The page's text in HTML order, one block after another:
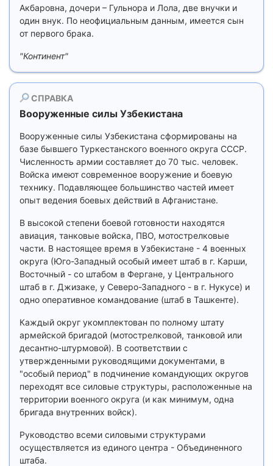
Акбаровна, дочери – Гульнора и Лола, две внучки и
один внук. По неофициальным данным, имеется сын
от первого брака.
"Континент"
СПРАВКА
Вооруженные силы Узбекистана
Вооруженные силы Узбекистана сформированы на
базе бывшего Туркестанского военного округа СССР.
Численность армии составляет до 70 тыс. человек.
Войска имеют современное вооружение и боевую
технику. Подавляющее большинство частей имеет
опыт ведения боевых действий в Афганистане.
В высокой степени боевой готовности находятся
авиация, танковые войска, ПВО, мотострелковые
части. В настоящее время в Узбекистане - 4 военных
округа (Юго-Западный особый имеет штаб в г. Карши,
Восточный - со штабом в Фергане, у Центрального
штаб в г. Джизаке, у Северо-Западного - в г. Нукусе) и
одно оперативное командование (штаб в Ташкенте).
Каждый округ укомплектован по полному штату
армейской бригадой (мотострелковой, танковой или
десантно-штурмовой). В соответствии с
утвержденными руководящими документами, в
"особый период" в подчинение командующих округов
переходят все силовые структуры, расположенные на
территории военного округа (и как минимум, одна
бригада внутренних войск).
Руководство всеми силовыми структурами
осуществляется из единого центра - Объединенного
штаба.